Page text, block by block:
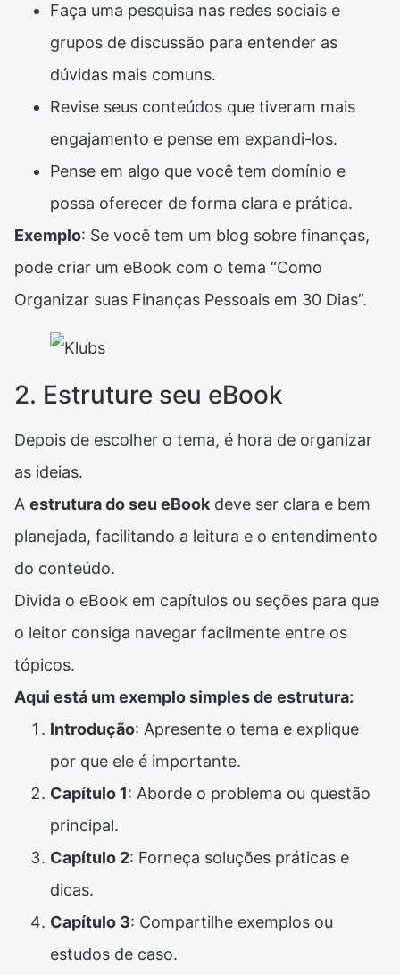
Faça uma pesquisa nas redes sociais e
grupos de discussão para entender as
dúvidas mais comuns.
Revise seus conteúdos que tiveram mais
engajamento e pense em expandi-los.
Pense em algo que você tem domínio e
possa oferecer de forma clara e prática.
Exemplo: Se você tem um blog sobre finanças,
pode criar um eBook com o tema “Como
Organizar suas Finanças Pessoais em 30 Dias”.
2. Estruture seu eBook
Depois de escolher o tema, é hora de organizar
as ideias.
A estrutura do seu eBook deve ser clara e bem
planejada, facilitando a leitura e o entendimento
do conteúdo.
Divida o eBook em capítulos ou seções para que
o leitor consiga navegar facilmente entre os
tópicos.
Aqui está um exemplo simples de estrutura:
Introdução: Apresente o tema e explique
por que ele é importante.
Capítulo 1: Aborde o problema ou questão
principal.
Capítulo 2: Forneça soluções práticas e
dicas.
Capítulo 3: Compartilhe exemplos ou
estudos de caso.